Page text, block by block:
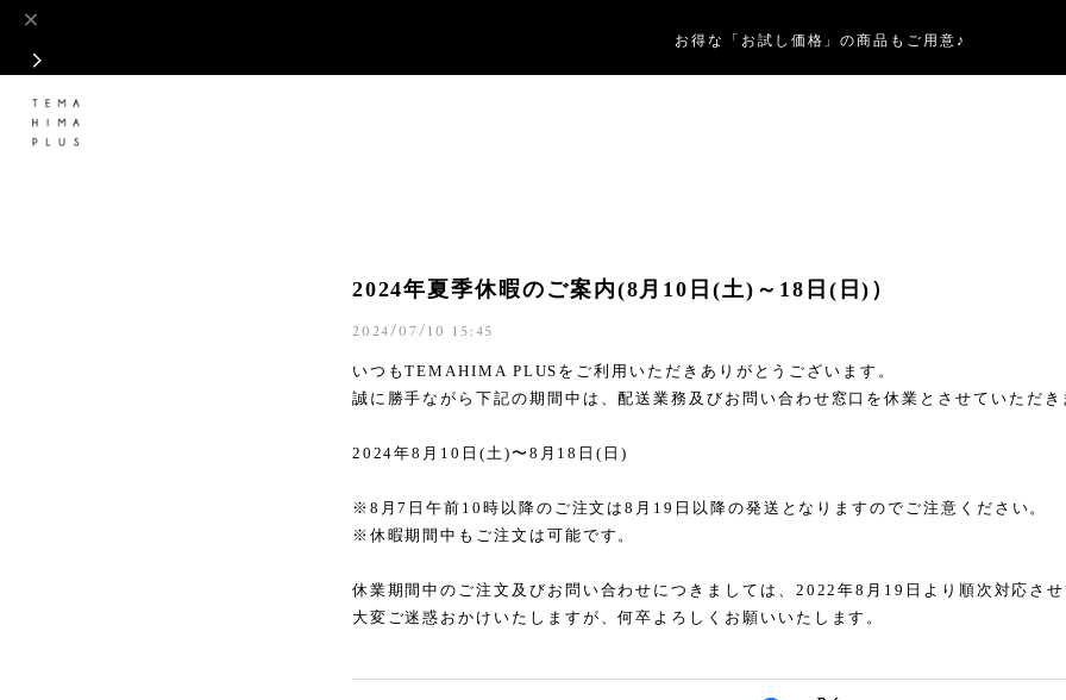
お得な「お試し価格」の商品もご用意♪
2024年夏季休暇のご案内(8月10日(土)～18日(日)）
2024/07/10 15:45
いつもTEMAHIMA PLUS をご利用いただきありがとうございます。
誠に勝手ながら下記の期間中は、配送業務及びお問い合わせ窓口を休業とさせていただき
2024年8 月 10 日(土)〜8 月 18 日(日)
※ 8 月7 日午前 10 時以降のご注文は8 月 19 日以降の発送となりますのでご注意ください。
※休暇期間中もご注文は可能です。
休業期間中のご注文及びお問い合わせにつきましては、 2022年8 月 19 日より順次対応さ
大変ご迷惑おかけいたしますが、何卒よろしくお願いいたします。